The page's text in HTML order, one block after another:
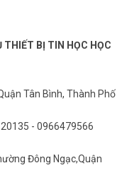
THIẾT BỊ TIN HỌC HỌC
Tân Bình, Thành Phố
- 0966479566
Đông Ngạc,Quận